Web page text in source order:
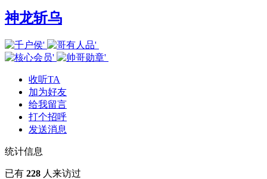
神龙斩乌
收听TA
加为好友
给我留言
打个招呼
发送消息
统计信息
已有 228 人来访过